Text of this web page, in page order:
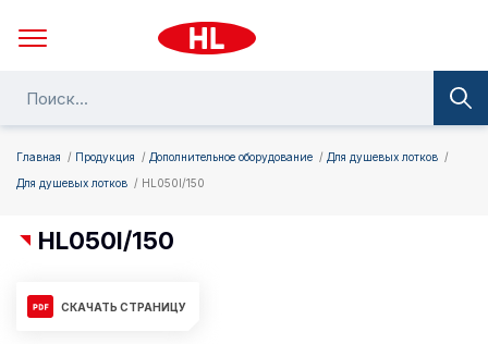
Главная Продукция Дополнительное оборудование
Для душевых лотков
Для душевых лотков
HL050I/150
HL050I/150
СКАЧАТЬ СТРАНИЦУ